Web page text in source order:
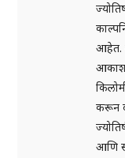
आहेत.
करून
आणि